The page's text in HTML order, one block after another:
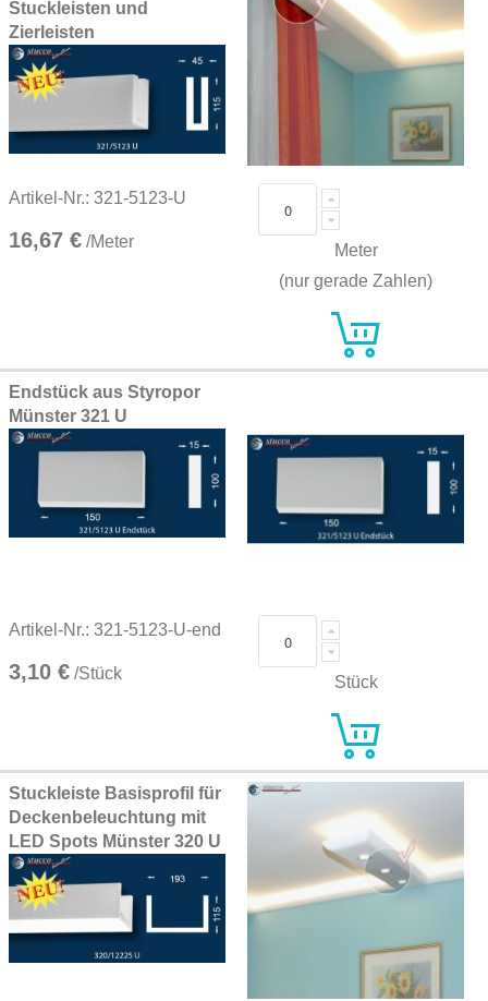
Stuckleisten und
Zierleisten
Artikel-Nr.: 321-5123-U
16,67 € /Meter
Meter
(nur gerade Zahlen)
Endstück aus Styropor
Münster 321 U
Artikel-Nr.: 321-5123-U-end
3,10 € /Stück Stück
Stuckleiste Basisprofil für
Deckenbeleuchtung mit
LED Spots Münster 320 U